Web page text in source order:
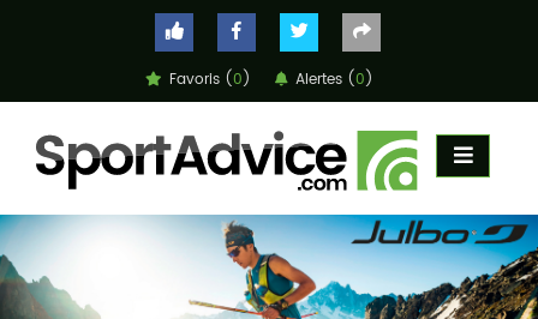
Favoris (0) Alertes (0)
COMPARATEUR
CONSEILS